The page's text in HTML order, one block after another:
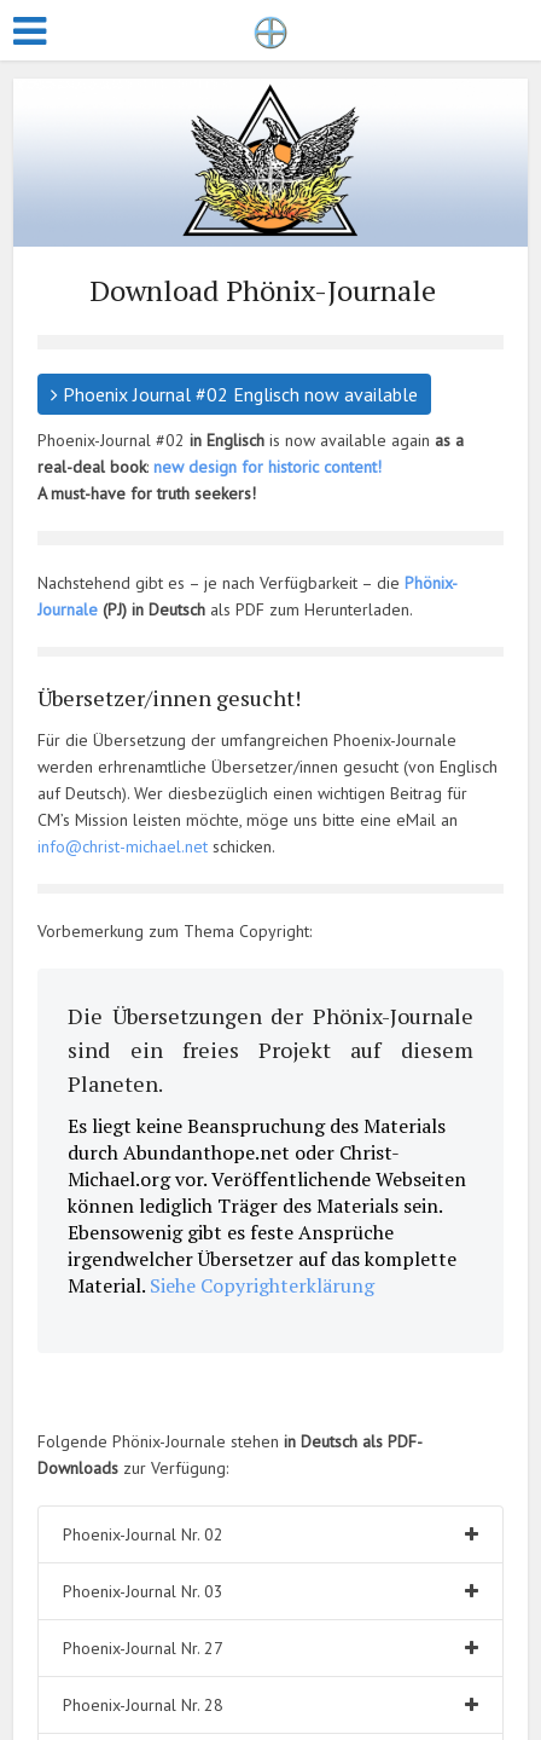
Download Phönix-Journale
Phoenix Journal #02 Englisch now available
Phoenix-Journal #02in Englisch is now available againas a
real-deal book:new design for historic content!
A must-have for truth seekers!
Nachstehend gibt es – je nach Verfügbarkeit – diePhönix-
Journale (PJ) in Deutsch als PDF zum Herunterladen.
Übersetzer/innen gesucht!
Für die Übersetzung der umfangreichen Phoenix-Journale
werden erhrenamtliche Übersetzer/innen gesucht (von Englisch
auf Deutsch). Wer diesbezüglich einen wichtigen Beitrag für
CM’s Mission leisten möchte, möge uns bitte eine eMail an
info@christ-michael.net schicken.
Vorbemerkung zum Thema Copyright:
Die Übersetzungen der Phönix-Journale
sind ein freies Projekt auf diesem
Planeten.
Es liegt keine Beanspruchung des Materials
durch Abundanthope.net oder Christ-
Michael.org vor. Veröffentlichende Webseiten
können lediglich Träger des Materials sein.
Ebensowenig gibt es feste Ansprüche
irgendwelcher Übersetzer auf das komplette
Material. Siehe Copyrighterklärung
Folgende Phönix-Journale stehenin Deutsch als PDF-
Downloads zur Verfügung:
Phoenix-Journal Nr. 02
Phoenix-Journal Nr. 03
Phoenix-Journal Nr. 27
Phoenix-Journal Nr. 28